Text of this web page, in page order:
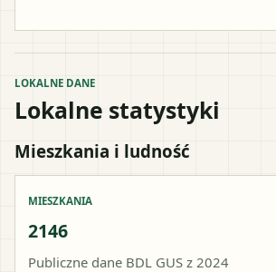
LOKALNE DANE
Lokalne statystyki
Mieszkania i ludność
MIESZKANIA
2146
Publiczne dane BDL GUS z 2024